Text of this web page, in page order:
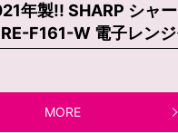
年製!! SHARP シャー
RE-F161-W 電子レン
MORE